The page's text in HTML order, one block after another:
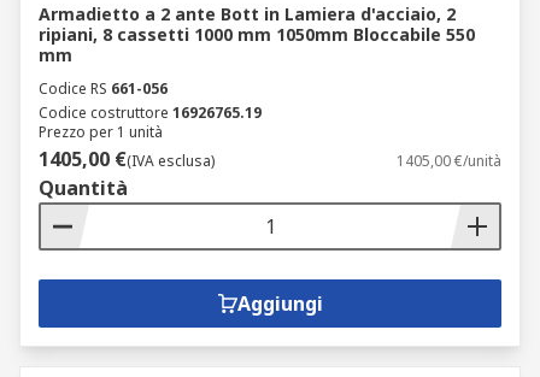
Armadietto a 2 ante Bott in Lamiera d'acciaio, 2
ripiani, 8 cassetti 1000 mm 1050mm Bloccabile 550
mm
Codice RS 661-056
Codice costruttore 16926765.19
Prezzo per 1 unità
1405,00 €(IVA esclusa) 1405,00 €/unità
Quantità
Aggiungi